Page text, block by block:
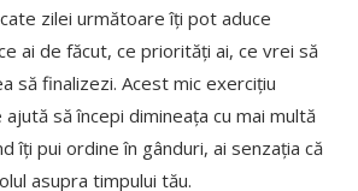
zilei următoare îți pot aduce
ai de făcut, ce priorități ai, ce vrei să
să finalizezi. Acest mic exercițiu
să începi dimineața cu mai multă
îți pui ordine în gânduri, ai senzația că
asupra timpului tău.